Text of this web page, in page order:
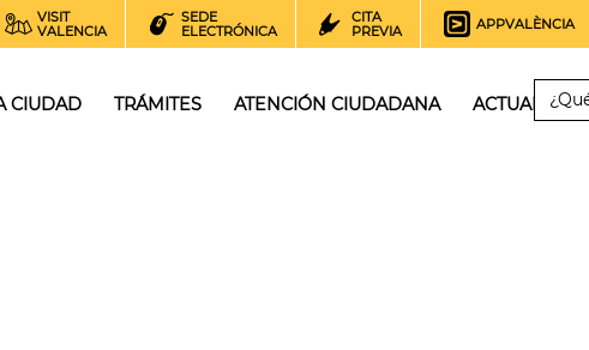
VISIT
VALENCIA
SEDE
ELECTRÓNICA
CITA
PREVIA
APPVALÈNCIA
CIUDAD TRÁMITES ATENCIÓN CIUDADANA ACTUALIDAD